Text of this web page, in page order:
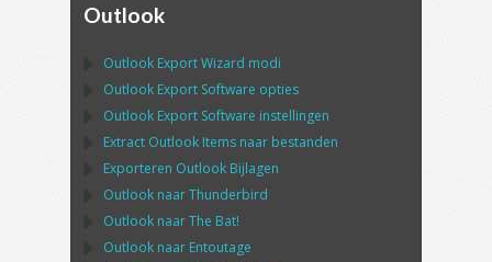
Outlook
Outlook Export Wizard modi
Outlook Export Software opties
Outlook Export Software instellingen
Extract Outlook Items naar bestanden
Exporteren Outlook Bijlagen
Outlook naarThunderbird
Outlook naarThe Bat!
Outlook naar Entoutage